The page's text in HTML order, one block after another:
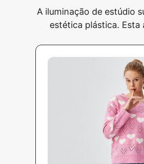
A iluminação de estúdio
estética plástica.